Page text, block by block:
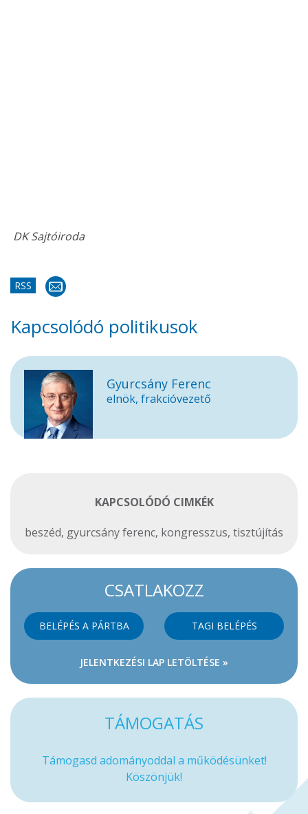
DK Sajtóiroda
RSS
Kapcsolódó politikusok
Gyurcsány Ferenc
elnök, frakcióvezető
KAPCSOLÓDÓ CIMKÉK
beszéd, gyurcsány ferenc, kongresszus, tisztújítás
CSATLAKOZZ
BELÉPÉS A PÁRTBA TAGI BELÉPÉS
JELENTKEZÉSI LAP LETÖLTÉSE »
TÁMOGATÁS
Támogasd adományoddal a működésünket!
Köszönjük!